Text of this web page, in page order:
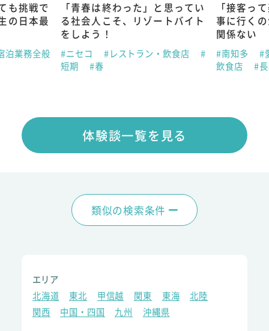
も挑戦で
の日本最
泊業務全般
「青春は終わった」と思ってい
る社会人こそ、リゾートバイト
をしよう！
#ニセコ #レストラン・飲食店
#
短期
#春
「接客っ
事に行く
関係ない
#南知多
#
飲食店
#
体験談一覧を見る
類似の検索条件
エリア
北海道
東北 甲信越 関東 東海
北陸
関西
中国・四国 九州 沖縄県